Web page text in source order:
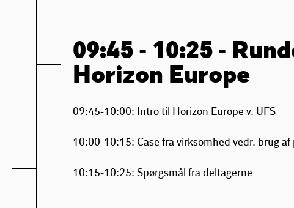
09:45 - 10:25 -
Horizon Europe
09:45-10:00: Intro til Horizon Europe v. UFS
10:00-10:15: Case fra virksomhed vedr. brug
10:15-10:25: Spørgsmål fra deltagerne